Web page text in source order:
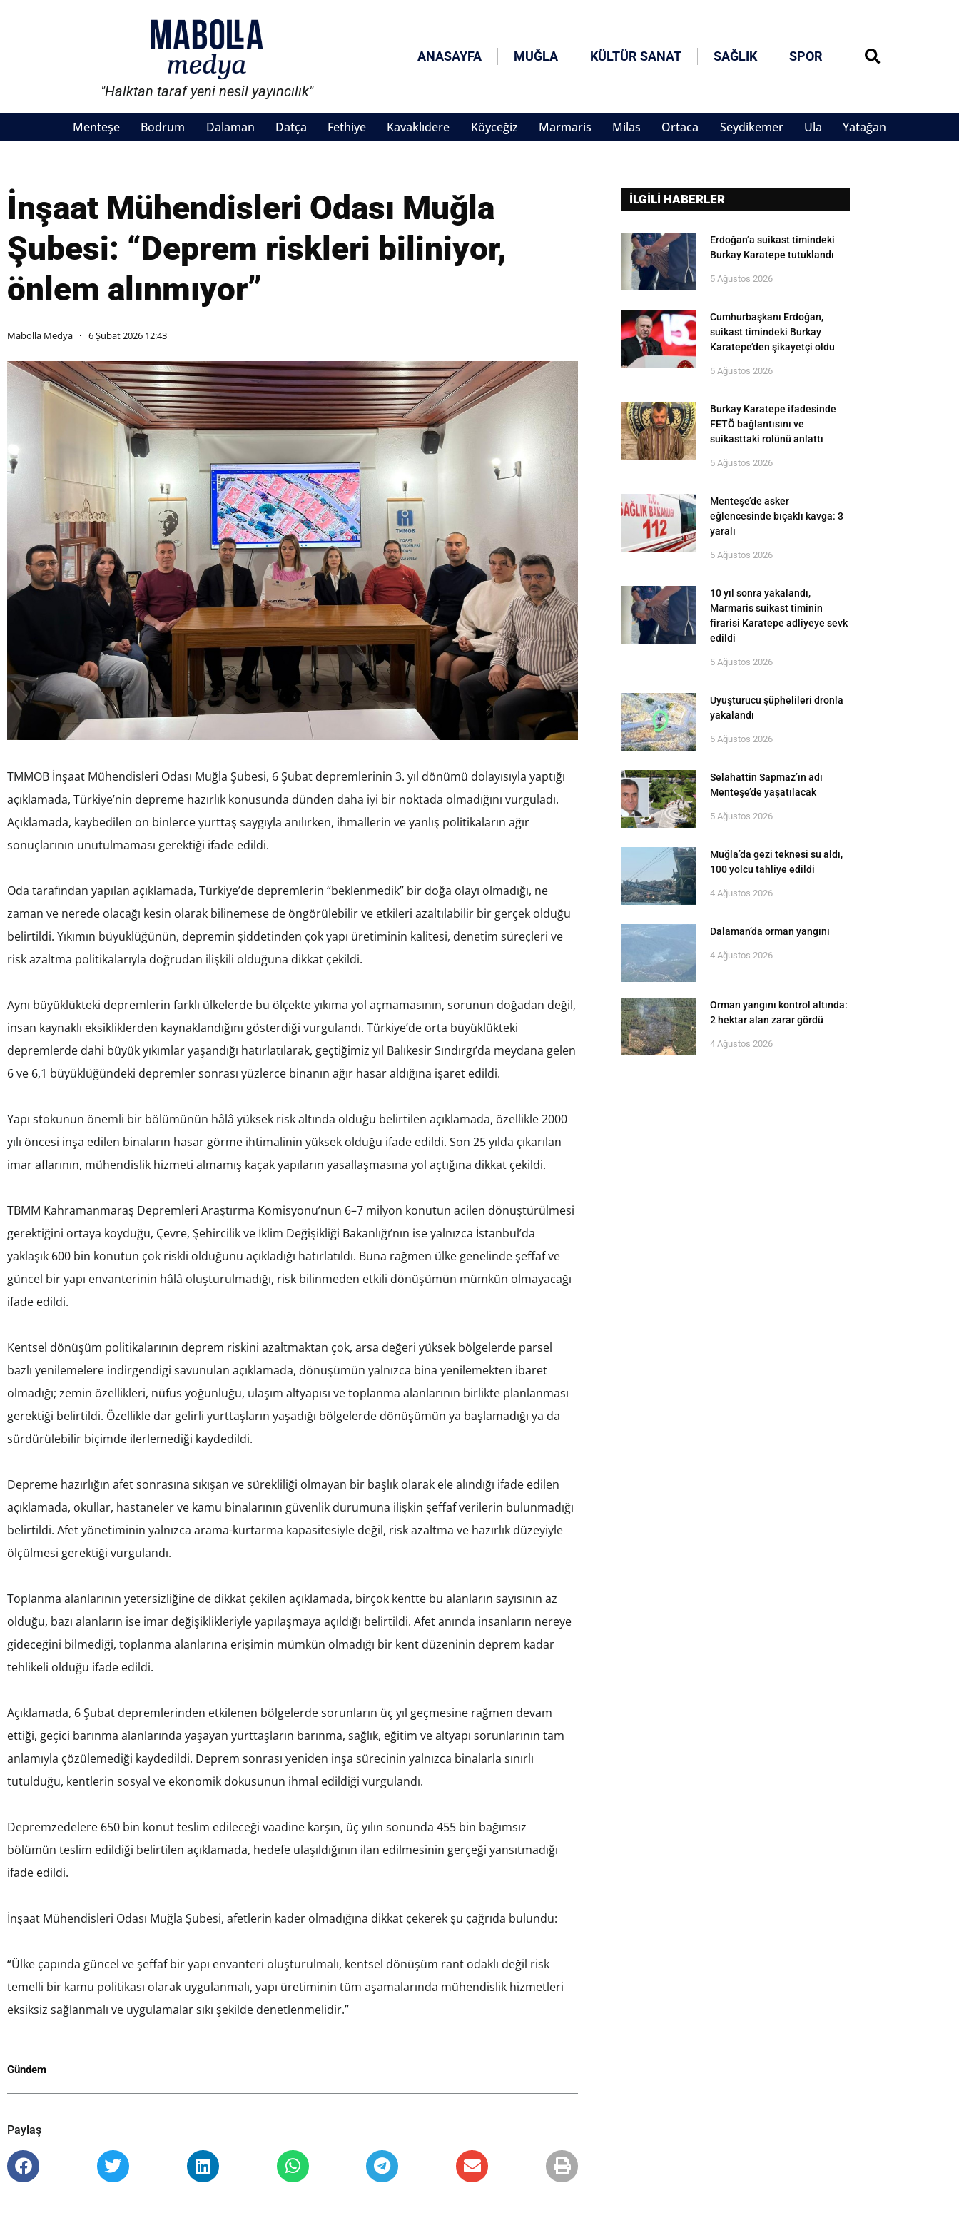
"Halktan taraf yeni nesil yayıncılık"
ANASAYFA MUĞLA KÜLTÜR SANAT SAĞLIK SPOR
Menteşe Bodrum Dalaman Datça Fethiye Kavaklıdere Köyceğiz Marmaris Milas Ortaca Seydikemer Ula Yatağan
İnşaat Mühendisleri Odası Muğla
Şubesi: “Deprem riskleri biliniyor,
önlem alınmıyor”
Mabolla Medya 6 Şubat 2026 12:43
TMMOB İnşaat Mühendisleri Odası Muğla Şubesi, 6 Şubat depremlerinin 3. yıl dönümü dolayısıyla yaptığı
açıklamada, Türkiye’nin depreme hazırlık konusunda dünden daha iyi bir noktada olmadığını vurguladı.
Açıklamada, kaybedilen on binlerce yurttaş saygıyla anılırken, ihmallerin ve yanlış politikaların ağır
sonuçlarının unutulmaması gerektiği ifade edildi.
Oda tarafından yapılan açıklamada, Türkiye’de depremlerin “beklenmedik” bir doğa olayı olmadığı, ne
zaman ve nerede olacağı kesin olarak bilinemese de öngörülebilir ve etkileri azaltılabilir bir gerçek olduğu
belirtildi. Yıkımın büyüklüğünün, depremin şiddetinden çok yapı üretiminin kalitesi, denetim süreçleri ve
risk azaltma politikalarıyla doğrudan ilişkili olduğuna dikkat çekildi.
Aynı büyüklükteki depremlerin farklı ülkelerde bu ölçekte yıkıma yol açmamasının, sorunun doğadan değil,
insan kaynaklı eksikliklerden kaynaklandığını gösterdiği vurgulandı. Türkiye’de orta büyüklükteki
depremlerde dahi büyük yıkımlar yaşandığı hatırlatılarak, geçtiğimiz yıl Balıkesir Sındırgı’da meydana gelen
6 ve 6,1 büyüklüğündeki depremler sonrası yüzlerce binanın ağır hasar aldığına işaret edildi.
Yapı stokunun önemli bir bölümünün hâlâ yüksek risk altında olduğu belirtilen açıklamada, özellikle 2000
yılı öncesi inşa edilen binaların hasar görme ihtimalinin yüksek olduğu ifade edildi. Son 25 yılda çıkarılan
imar aflarının, mühendislik hizmeti almamış kaçak yapıların yasallaşmasına yol açtığına dikkat çekildi.
TBMM Kahramanmaraş Depremleri Araştırma Komisyonu’nun 6–7 milyon konutun acilen dönüştürülmesi
gerektiğini ortaya koyduğu, Çevre, Şehircilik ve İklim Değişikliği Bakanlığı’nın ise yalnızca İstanbul’da
yaklaşık 600 bin konutun çok riskli olduğunu açıkladığı hatırlatıldı. Buna rağmen ülke genelinde şeffaf ve
güncel bir yapı envanterinin hâlâ oluşturulmadığı, risk bilinmeden etkili dönüşümün mümkün olmayacağı
ifade edildi.
Kentsel dönüşüm politikalarının deprem riskini azaltmaktan çok, arsa değeri yüksek bölgelerde parsel
bazlı yenilemelere indirgendigi savunulan açıklamada, dönüşümün yalnızca bina yenilemekten ibaret
olmadığı; zemin özellikleri, nüfus yoğunluğu, ulaşım altyapısı ve toplanma alanlarının birlikte planlanması
gerektiği belirtildi. Özellikle dar gelirli yurttaşların yaşadığı bölgelerde dönüşümün ya başlamadığı ya da
sürdürülebilir biçimde ilerlemediği kaydedildi.
Depreme hazırlığın afet sonrasına sıkışan ve sürekliliği olmayan bir başlık olarak ele alındığı ifade edilen
açıklamada, okullar, hastaneler ve kamu binalarının güvenlik durumuna ilişkin şeffaf verilerin bulunmadığı
belirtildi. Afet yönetiminin yalnızca arama-kurtarma kapasitesiyle değil, risk azaltma ve hazırlık düzeyiyle
ölçülmesi gerektiği vurgulandı.
Toplanma alanlarının yetersizliğine de dikkat çekilen açıklamada, birçok kentte bu alanların sayısının az
olduğu, bazı alanların ise imar değişiklikleriyle yapılaşmaya açıldığı belirtildi. Afet anında insanların nereye
gideceğini bilmediği, toplanma alanlarına erişimin mümkün olmadığı bir kent düzeninin deprem kadar
tehlikeli olduğu ifade edildi.
Açıklamada, 6 Şubat depremlerinden etkilenen bölgelerde sorunların üç yıl geçmesine rağmen devam
ettiği, geçici barınma alanlarında yaşayan yurttaşların barınma, sağlık, eğitim ve altyapı sorunlarının tam
anlamıyla çözülemediği kaydedildi. Deprem sonrası yeniden inşa sürecinin yalnızca binalarla sınırlı
tutulduğu, kentlerin sosyal ve ekonomik dokusunun ihmal edildiği vurgulandı.
Depremzedelere 650 bin konut teslim edileceği vaadine karşın, üç yılın sonunda 455 bin bağımsız
bölümün teslim edildiği belirtilen açıklamada, hedefe ulaşıldığının ilan edilmesinin gerçeği yansıtmadığı
ifade edildi.
İnşaat Mühendisleri Odası Muğla Şubesi, afetlerin kader olmadığına dikkat çekerek şu çağrıda bulundu:
“Ülke çapında güncel ve şeffaf bir yapı envanteri oluşturulmalı, kentsel dönüşüm rant odaklı değil risk
temelli bir kamu politikası olarak uygulanmalı, yapı üretiminin tüm aşamalarında mühendislik hizmetleri
eksiksiz sağlanmalı ve uygulamalar sıkı şekilde denetlenmelidir.”
Gündem
Paylaş
İLGİLİ HABERLER
Erdoğan’a suikast timindeki
Burkay Karatepe tutuklandı
5 Ağustos 2026
Cumhurbaşkanı Erdoğan,
suikast timindeki Burkay
Karatepe’den şikayetçi oldu
5 Ağustos 2026
Burkay Karatepe ifadesinde
FETÖ bağlantısını ve
suikasttaki rolünü anlattı
5 Ağustos 2026
Menteşe’de asker
eğlencesinde bıçaklı kavga: 3
yaralı
5 Ağustos 2026
10 yıl sonra yakalandı,
Marmaris suikast timinin
firarisi Karatepe adliyeye sevk
edildi
5 Ağustos 2026
Uyuşturucu şüphelileri dronla
yakalandı
5 Ağustos 2026
Selahattin Sapmaz’ın adı
Menteşe’de yaşatılacak
5 Ağustos 2026
Muğla’da gezi teknesi su aldı,
100 yolcu tahliye edildi
4 Ağustos 2026
Dalaman’da orman yangını
4 Ağustos 2026
Orman yangını kontrol altında:
2 hektar alan zarar gördü
4 Ağustos 2026